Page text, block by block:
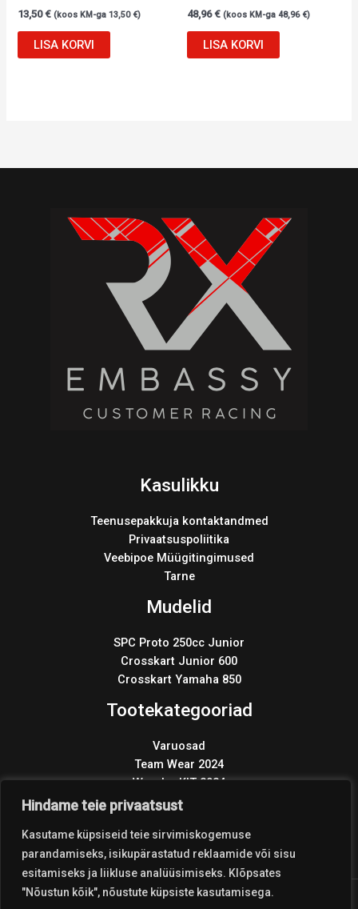
Hindame teie privaatsust
Kasutame küpsiseid teie sirvimiskogemuse
parandamiseks, isikupärastatud reklaamide või sisu
esitamiseks ja liikluse analüüsimiseks. Klõpsates
"Nõustun kõik", nõustute küpsiste kasutamisega.
13,50€ (koos KM-ga13,50 €)
LISA KORVI
48,96€ (koos KM-ga 48,96 €)
LISA KORVI
Kasulikku
Teenusepakkuja kontaktandmed
Privaatsuspoliitika
Veebipoe Müügitingimused
Tarne
Mudelid
SPC Proto 250cc Junior
Crosskart Junior 600
Crosskart Yamaha 850
Tootekategooriad
Varuosad
Team Wear 2024
Wonder KIT 2024
Products
search